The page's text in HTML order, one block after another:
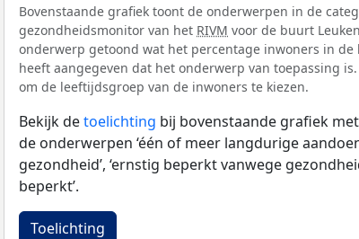
Bovenstaande grafiek toont de onderwerpen in de
gezondheidsmonitor van het RIVM voor de buurt
onderwerp getoond wat het percentage inwoners in
heeft aangegeven dat het onderwerp van toepassing
om de leeftijdsgroep van de inwoners te kiezen.
Bekijk detoelichting bij bovenstaande grafiek
de onderwerpen ‘één of meer langdurige
gezondheid’, ‘ernstig beperkt vanwege
beperkt’.
Toelichting